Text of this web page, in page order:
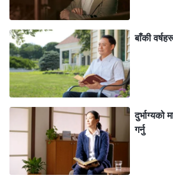
ल्याए। ती सिस्टरले मलाई परमेश्‍वरका
गहिरोगरी कष्टमा छन्‌; साथसाथै, यी चेतना
उहाँ वितृष्ण महसुस गर्नुहुन्छ, किनकि मानवबाट
लामो समय पर्खनुपरेको छ। उहाँले खोज्न
आत्मा खोज्न चाहनुहुन्छ, तेरो लागि पानी र
ब्यूँझाउन चाहनुहुन्छ, ताकि तँ अब उप्रान्त
नपरोस्‌। जब तँ थाक्छस् र जब तैँले यस
उजाडताका केही कुरा महसुस गर्न थाल्छस्,
सर्वशक्तिमान्‌ परमेश्‍वर, रखवालाले
बाँकी
दुर्भाग्यको
गर्नु